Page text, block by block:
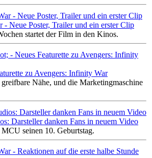
- Neue Poster, Trailer und ein erster Clip
startet der Film in den Kinos.
zu Avengers: Infinity War
Nähe, und die Marketingmaschine
Darsteller danken Fans in neuem Video
seinen 10. Geburtstag.